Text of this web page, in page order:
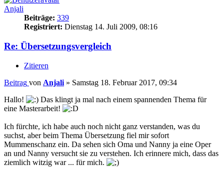
Anjali
Beiträge: 339
Registriert: Dienstag 14. Juli 2009, 08:16
Re: Übersetzungsvergleich
Zitieren
Beitrag von Anjali » Samstag 18. Februar 2017, 09:34
Hallo!
Das klingt ja mal nach einem spannenden Thema für
eine Masterarbeit!
Ich fürchte, ich habe auch noch nicht ganz verstanden, was du
suchst, aber beim Thema Übersetzung fiel mir sofort
Mummenschanz ein. Da sehen sich Oma und Nanny ja eine Oper
an und Nanny versucht sie zu verstehen. Ich erinnere mich, dass das
ziemlich witzig war ... für mich.